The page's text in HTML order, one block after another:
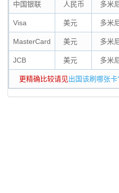
中国银联 人民币 多米
Visa 美元 多米
MasterCard 美元 多米
JCB 美元 多米
更精确比较请见出国该刷哪张卡